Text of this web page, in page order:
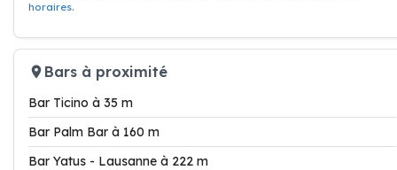
horaires.
Bars à proximité
Bar Ticino à 35 m
Bar Palm Bar à 160 m
Bar Yatus - Lausanne à 222 m